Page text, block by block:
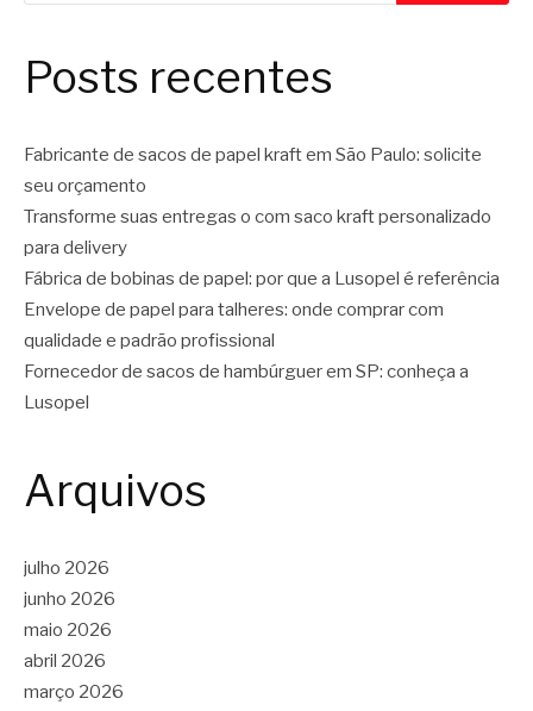
Posts recentes
Fabricante de sacos de papel kraft em São Paulo: solicite
seu orçamento
Transforme suas entregas o com saco kraft personalizado
para delivery
Fábrica de bobinas de papel: por que a Lusopel é referência
Envelope de papel para talheres: onde comprar com
qualidade e padrão profissional
Fornecedor de sacos de hambúrguer em SP: conheça a
Lusopel
Arquivos
julho 2026
junho 2026
maio 2026
abril 2026
março 2026